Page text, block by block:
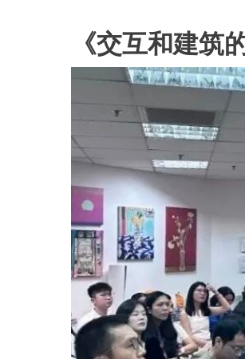
《交互和建筑